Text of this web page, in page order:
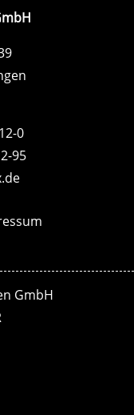
0
95
GmbH